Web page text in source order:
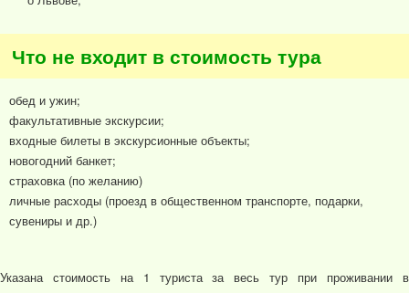
Что не входит в стоимость тура
обед и ужин;
факультативные экскурсии;
входные билеты в экскурсионные объекты;
новогодний банкет;
страховка (по желанию)
личные расходы (проезд в общественном транспорте, подарки,
сувениры и др.)
Указана стоимость на 1 туриста за весь тур при проживании в